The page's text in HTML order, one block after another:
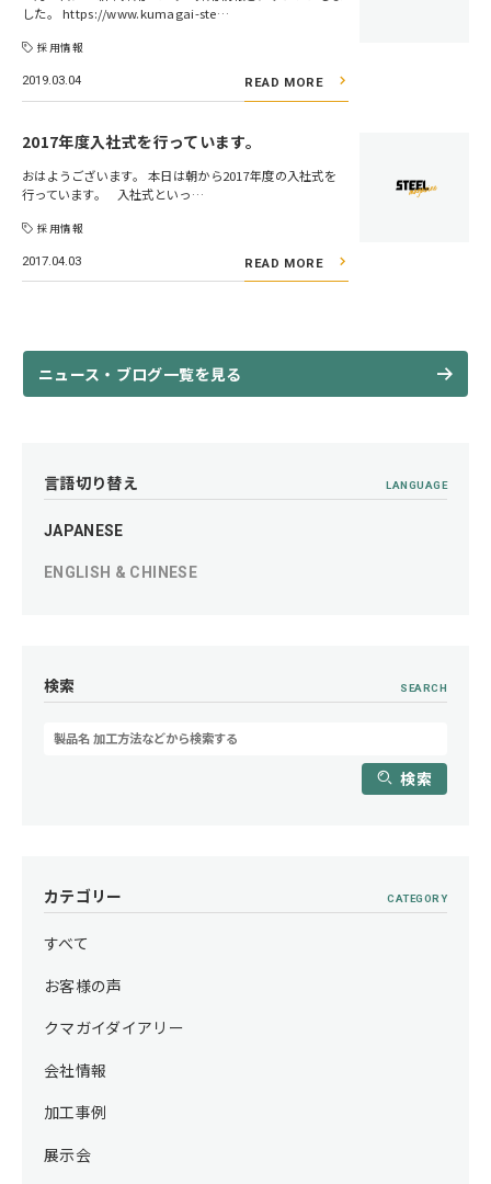
した。 https://www.kumagai-ste…
採用情報
2019.03.04 READ MORE
2017年度入社式を行っています。
おはようございます。 本日は朝から2017年度の入社式を
行っています。 入社式といっ…
採用情報
2017.04.03 READ MORE
ニュース・ブログ一覧を見る
言語切り替え LANGUAGE
JAPANESE
ENGLISH & CHINESE
検索 SEARCH
検索
カテゴリー CATEGORY
すべて
お客様の声
クマガイダイアリー
会社情報
加工事例
展示会